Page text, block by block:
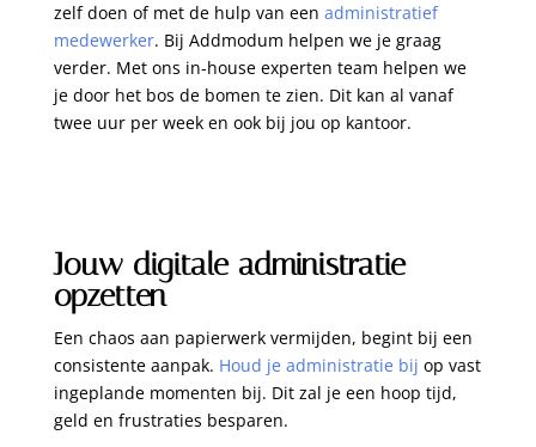
zelf doen of met de hulp van een administratief
medewerker. Bij Addmodum helpen we je graag
verder. Met ons in-house experten team helpen we
je door het bos de bomen te zien. Dit kan al vanaf
twee uur per week en ook bij jou op kantoor.
Jouw digitale administratie
opzetten
Een chaos aan papierwerk vermijden, begint bij een
consistente aanpak. Houd je administratie bij op vast
ingeplande momenten bij. Dit zal je een hoop tijd,
geld en frustraties besparen.